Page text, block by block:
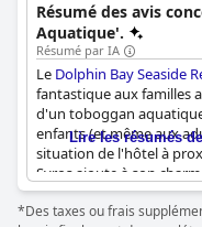
Résumé des avis
Aquatique'.
Résumé par IA
Le Dolphin Bay Seaside
fantastique aux familles
d'un toboggan
enfants (et même aux
situation de l'hôtel à
Syros ajoute à son
animaux de compagnie
dont une table de ping-
Lire les résumés
*Des taxes ou frais